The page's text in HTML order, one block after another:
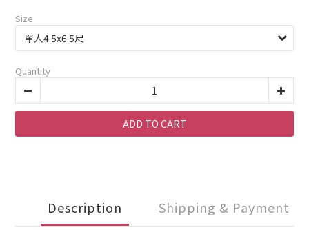
Size
Quantity
ADD TO CART
Description Shipping & Payment